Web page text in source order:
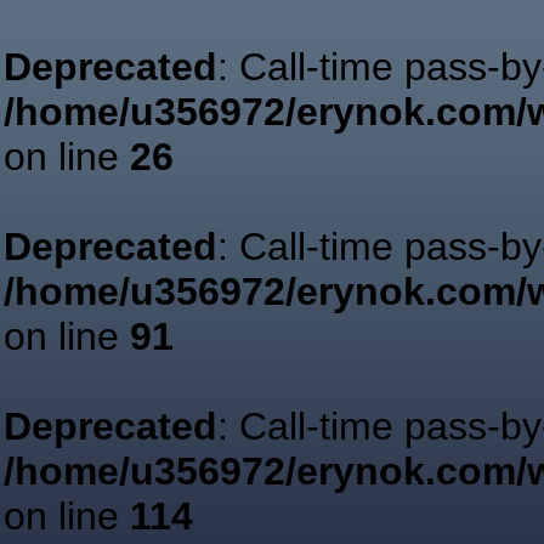
Deprecated: Call-time pass-
/home/u356972/
on line 26
Deprecated: Call-time pass-
/home/u356972/
on line 91
Deprecated: Call-time pass-
/home/u356972/
on line 114